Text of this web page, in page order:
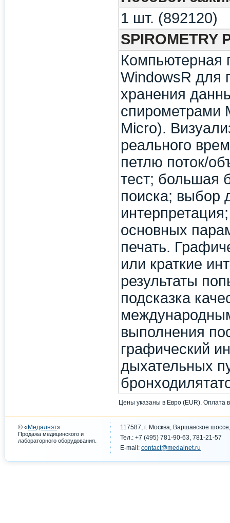
1 шт. (892120)
SPIROMETRY
Компьютерная
WindowsR для
хранения
спирометрами
Micro).
реального
петлю поток/
тест; большая
поиска; выбор
основных
печать.
или краткие
результаты
подсказка
выполнения
графический
дыхательных
Цены указаны в Евро (EUR). Оплата
© « Медалнэт»
Продажа медицинского и
лабораторного оборудования.
117587, г. Москва, Варшавское
Тел.: +7 (495) 781-90-63, 781-21-57
E-mail: contact@medalnet.ru